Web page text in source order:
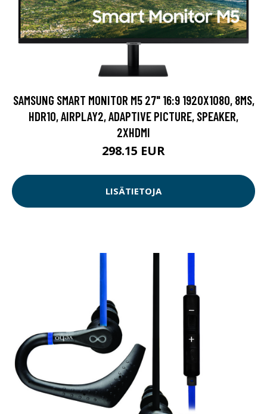
SAMSUNG SMART MONITOR M5 27" 16:9 1920X1080, 8MS,
HDR10, AIRPLAY2, ADAPTIVE PICTURE, SPEAKER,
2XHDMI
298.15 EUR
LISÄTIETOJA